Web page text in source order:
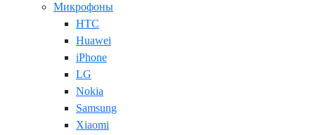
Микрофоны
HTC
Huawei
iPhone
LG
Nokia
Samsung
Xiaomi